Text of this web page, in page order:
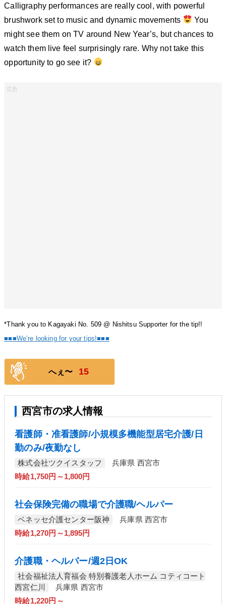
Calligraphy performances are really cool, with powerful
brushwork set to music and dynamic movements
You
might see them on TV around New Year’s, but chances to
watch them live feel surprisingly rare. Why not take this
opportunity to go see it?
*Thank you to Kagayaki No. 509 @ Nishitsu Supporter for the tip!!
■■■We’re looking for your tips!■■■
へぇ〜 15
西宮市の求人情報
看護師・准看護師/小規模多機能型居宅介護/日
勤のみ/夜勤なし
株式会社ツクイスタッフ
兵庫県 西宮市
時給1,750円～1,800円
社会保険完備の職場で介護職/ヘルパー
ベネッセ介護センター阪神
兵庫県 西宮市
時給1,270円～1,895円
介護職・ヘルパー/週2日OK
社会福祉法人育福会 特別養護老人ホーム コティコート
西宮仁川
兵庫県 西宮市
時給1,220円～